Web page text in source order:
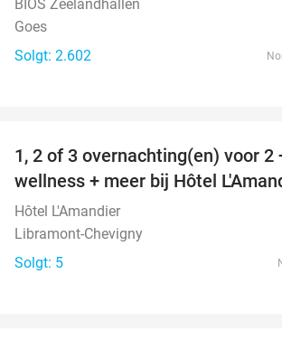
BIOS Zeelandhallen
Goes
Solgt: 2.602
DAG
1, 2 of 3 overnachting(en) voor 2
wellness + meer bij Hôtel
Hôtel L'Amandier
Libramont-Chevigny
Solgt: 5